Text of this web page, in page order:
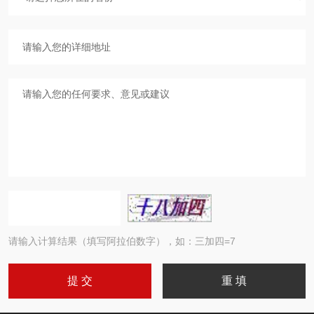
请输入计算结果（填写阿拉伯数字），如：三加四=7